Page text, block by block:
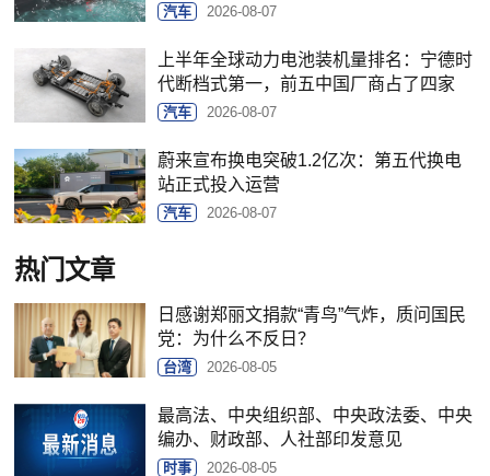
汽车 2026-08-07
上半年全球动力电池装机量排名：宁德时
代断档式第一，前五中国厂商占了四家
汽车 2026-08-07
蔚来宣布换电突破1.2亿次：第五代换电
站正式投入运营
汽车 2026-08-07
热门文章
日感谢郑丽文捐款“青鸟”气炸，质问国民
党：为什么不反日？
台湾 2026-08-05
最高法、中央组织部、中央政法委、中央
编办、财政部、人社部印发意见
时事 2026-08-05